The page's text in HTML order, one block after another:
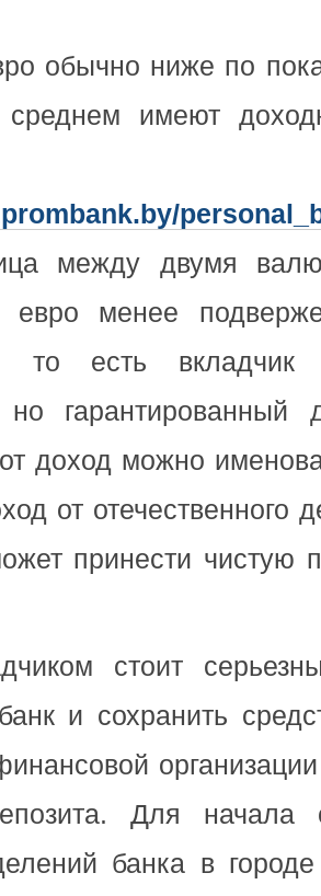
обычно ниже по
имеют
между двумя
евро менее
то есть
гарантированный
доход можно
от отечественного
принести чистую
стоит
и сохранить
Для начала
банка в